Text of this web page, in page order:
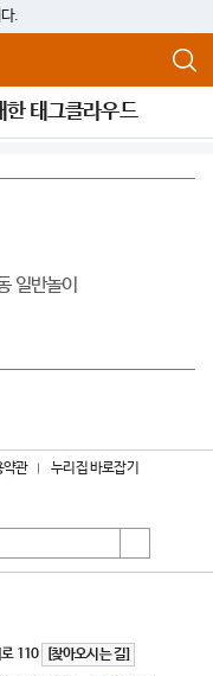
.
한 태그클라우드
일반놀이
약관 누리집 바로잡기
로 110
[찾아오시는 길]